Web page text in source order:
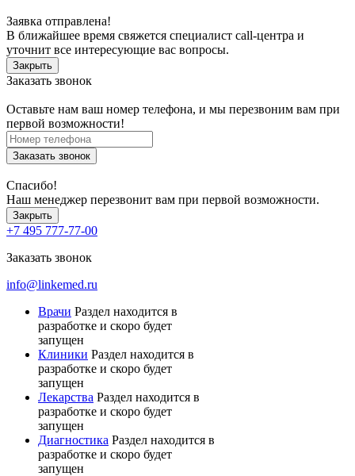
Заявка отправлена!
В ближайшее время свяжется специалист call-центра и
уточнит все интересующие вас вопросы.
Закрыть
Заказать звонок
Оставьте нам ваш номер телефона, и мы перезвоним вам при
первой возможности!
Заказать звонок
Спасибо!
Наш менеджер перезвонит вам при первой возможности.
Закрыть
+7 495 777-77-00
Заказать звонок
info@linkemed.ru
Врачи Раздел находится в
разработке и скоро будет
запущен
Клиники Раздел находится в
разработке и скоро будет
запущен
Лекарства Раздел находится в
разработке и скоро будет
запущен
Диагностика Раздел находится в
разработке и скоро будет
запущен